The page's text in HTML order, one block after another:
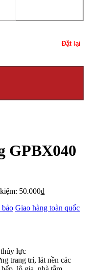
Đặt lại
GPBX040
50.000₫
bảo Giao hàng toàn quốc
lực
trang trí, lát nền các